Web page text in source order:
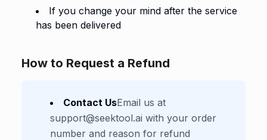
If you change your mind after the service
has been delivered
How to Request a Refund
Contact UsEmail us at
support@seektool.ai with your order
number and reason for refund